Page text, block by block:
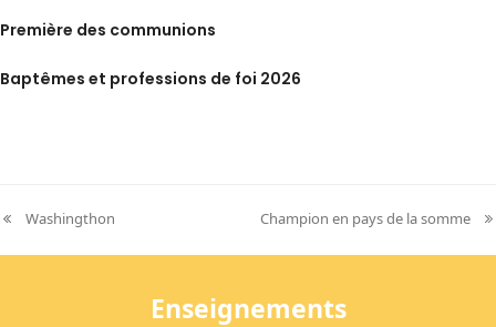
Première des communions
Baptêmes et professions de foi 2026
previous
post:
Washingthon
next
post:
Champion en pays de la somme
Enseignements